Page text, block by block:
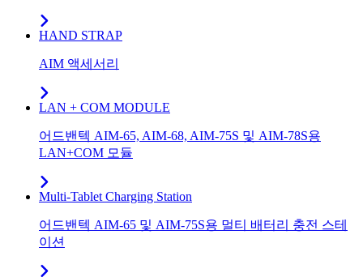
HAND STRAP
AIM 액세서리
LAN + COM MODULE
어드밴텍 AIM-65, AIM-68, AIM-75S 및 AIM-78S용
LAN+COM 모듈
Multi-Tablet Charging Station
어드밴텍 AIM-65 및 AIM-75S용 멀티 배터리 충전 스테
이션